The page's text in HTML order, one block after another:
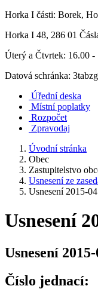
Horka I části: Borek,
Horka I 48, 286 01
Úterý a Čtvrtek: 16.00 -
Datová schránka:
Úřední deska
Místní poplatky
Rozpočet
Zpravodaj
Úvodní stránka
Obec
Zastupitelstvo
Usnesení ze
Usnesení 2015-04
Usnesení
Usnesení
Číslo jednací: